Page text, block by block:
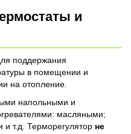
и
поддержания
в помещении и
на отопление.
напольными и
масляными;
т.д. Терморегулятор не